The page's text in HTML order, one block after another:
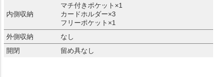
内側収納
マチ付きポケット×1
カードホルダー×3
フリーポケット×1
外側収納
なし
開閉
留め具なし